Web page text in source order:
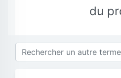
du